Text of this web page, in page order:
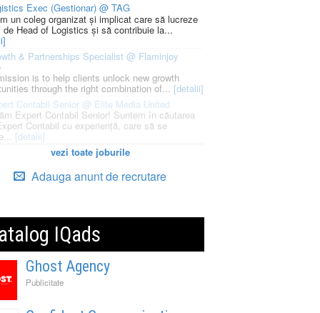
Exec (Gestionar) @ TAG
un coleg organizat și implicat care să lucreze
de Head of Logistics și să contribuie la...
& Partnerships Specialist @ Flaminjoy
is to help clients unlock new growth
through the right combination of... [detalii]
Contabil Senior @ Elite Media United
Expert Contabil Senior! Suntem în căutarea
Contabil cu experiență, care să se
[detalii]
vezi toate joburile
Adauga anunt de recrutare
IQads
Ghost Agency
Publicitate